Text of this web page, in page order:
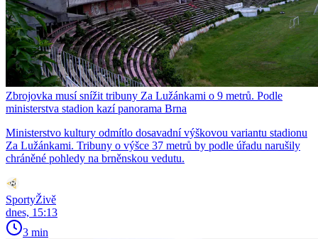
Zbrojovka musí snížit tribuny Za Lužánkami o 9 metrů. Podle
ministerstva stadion kazí panorama Brna
Ministerstvo kultury odmítlo dosavadní výškovou variantu stadionu
Za Lužánkami. Tribuny o výšce 37 metrů by podle úřadu narušily
chráněné pohledy na brněnskou vedutu.
SportyŽivě
dnes, 15:13
3 min